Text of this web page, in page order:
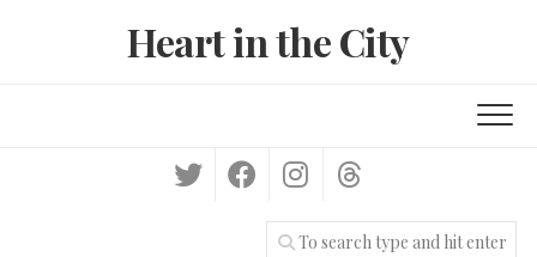
Heart in the City